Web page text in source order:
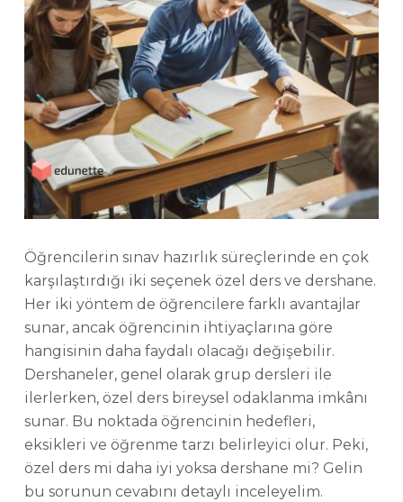
Öğrencilerin sınav hazırlık süreçlerinde en çok
karşılaştırdığı iki seçenek özel ders ve dershane.
Her iki yöntem de öğrencilere farklı avantajlar
sunar, ancak öğrencinin ihtiyaçlarına göre
hangisinin daha faydalı olacağı değişebilir.
Dershaneler, genel olarak grup dersleri ile
ilerlerken, özel ders bireysel odaklanma imkânı
sunar. Bu noktada öğrencinin hedefleri,
eksikleri ve öğrenme tarzı belirleyici olur. Peki,
özel ders mi daha iyi yoksa dershane mi? Gelin
bu sorunun cevabını detaylı inceleyelim.